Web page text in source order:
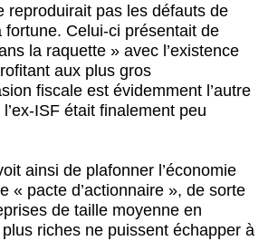
reproduirait pas les défauts de
fortune. Celui-ci présentait de
la raquette » avec l’existence
aux plus gros
fiscale est évidemment l’autre
ISF était finalement peu
ainsi de plafonner l’économie
« pacte d’actionnaire », de sorte
de taille moyenne en
riches ne puissent échapper à